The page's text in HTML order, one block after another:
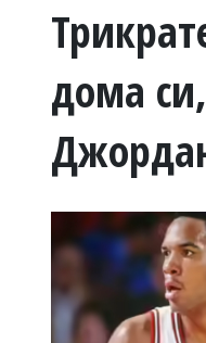
ВОЙНАТА
УКРАЙНА
РАЗСЛЕДВАНЕ
БИЗНЕС
Управители:
дома